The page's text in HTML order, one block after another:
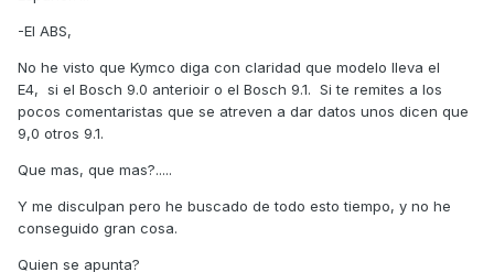
-El ABS,
No he visto que Kymco diga con claridad que modelo lleva el
E4, si el Bosch 9.0 anterioir o el Bosch 9.1. Si te remites a los
pocos comentaristas que se atreven a dar datos unos dicen que
9,0 otros 9.1.
Que mas, que mas?.....
Y me disculpan pero he buscado de todo esto tiempo, y no he
conseguido gran cosa.
Quien se apunta?